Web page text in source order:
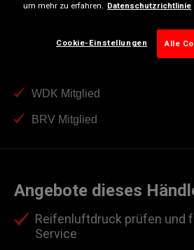
Freitag
08:00
08:00
WDK Mitglied
BRV Mitglied
Angebote dieses
Reifenluftdruck prüfen und
Service
um mehr zu erfahren. Datenschutzrichtlinie
Cookie-Einstellungen Alle